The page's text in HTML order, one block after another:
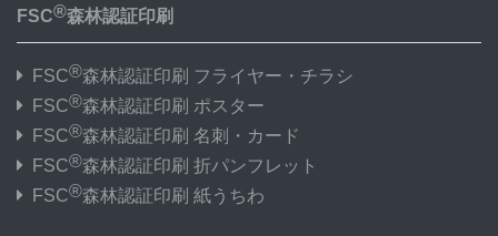
FSC®森林認証印刷
FSC®森林認証印刷 フライヤー・チラシ
FSC®森林認証印刷 ポスター
FSC®森林認証印刷 名刺・カード
FSC®森林認証印刷 折パンフレット
FSC®森林認証印刷 紙うちわ